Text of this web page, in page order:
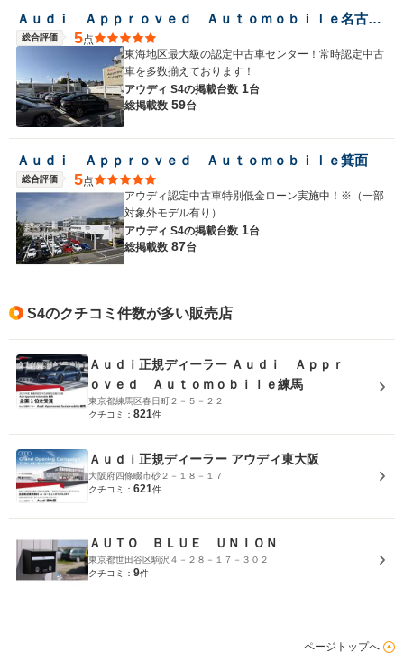
Ａｕｄｉ Ａｐｐｒｏｖｅｄ Ａｕｔｏｍｏｂｉｌｅ名古屋北
総合評価 5点
東海地区最大級の認定中古車センター！常時認定中古
車を多数揃えております！
アウディ S4の掲載台数 1台
総掲載数 59台
Ａｕｄｉ Ａｐｐｒｏｖｅｄ Ａｕｔｏｍｏｂｉｌｅ箕面
総合評価 5点
アウディ認定中古車特別低金ローン実施中！※（一部
対象外モデル有り）
アウディ S4の掲載台数 1台
総掲載数 87台
S4のクチコミ件数が多い販売店
Ａｕｄｉ正規ディーラー Ａｕｄｉ Ａｐｐｒ
ｏｖｅｄ Ａｕｔｏｍｏｂｉｌｅ練馬
東京都練馬区春日町２－５－２２
クチコミ： 821件
Ａｕｄｉ正規ディーラー アウディ東大阪
大阪府四條畷市砂２－１８－１７
クチコミ： 621件
ＡＵＴＯ ＢＬＵＥ ＵＮＩＯＮ
東京都世田谷区駒沢４－２８－１７－３０２
クチコミ： 9件
ページトップへ